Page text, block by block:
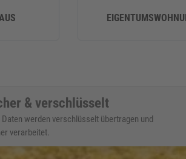
& verschlüsselt
Daten werden verschlüsselt übertragen und
verarbeitet.